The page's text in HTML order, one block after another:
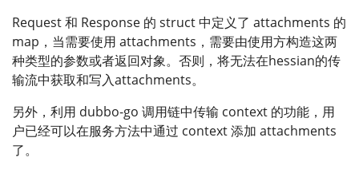
Request 和 Response 的 struct 中定义了 attachments 的
map，当需要使用 attachments，需要由使用方构造这两
种类型的参数或者返回对象。否则，将无法在hessian的传
输流中获取和写入attachments。
另外，利用 dubbo-go 调用链中传输 context 的功能，用
户已经可以在服务方法中通过 context 添加 attachments
了。